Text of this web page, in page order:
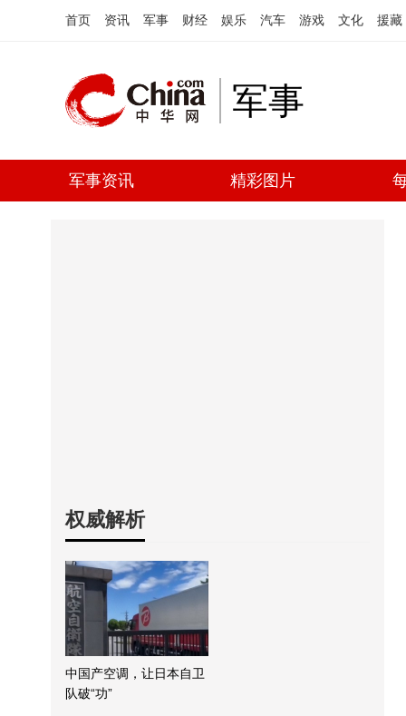
首页 资讯 军事 财经 娱乐 汽车 游戏 文化 援藏
军事
军事资讯 精彩图片
权威解析
中国产空调，让日本自卫
队破“功”